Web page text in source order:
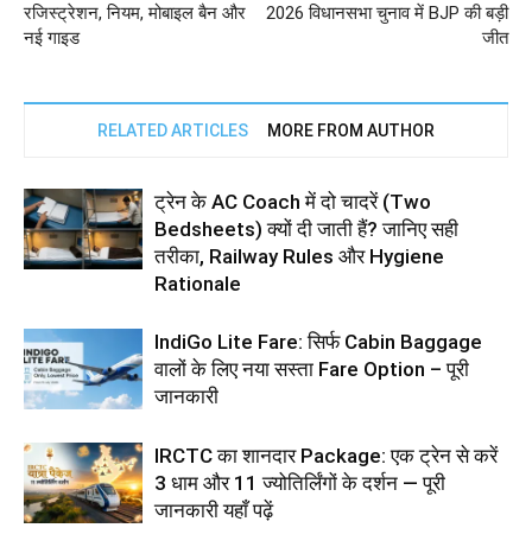
रजिस्ट्रेशन, नियम, मोबाइल बैन और
नई गाइड
2026 विधानसभा चुनाव में BJP की बड़ी
जीत
RELATED ARTICLES MORE FROM AUTHOR
ट्रेन के AC Coach में दो चादरें (Two
Bedsheets) क्यों दी जाती हैं? जानिए सही
तरीका, Railway Rules और Hygiene
Rationale
IndiGo Lite Fare: सिर्फ Cabin Baggage
वालों के लिए नया सस्ता Fare Option – पूरी
जानकारी
IRCTC का शानदार Package: एक ट्रेन से करें
3 धाम और 11 ज्योतिर्लिंगों के दर्शन — पूरी
जानकारी यहाँ पढ़ें